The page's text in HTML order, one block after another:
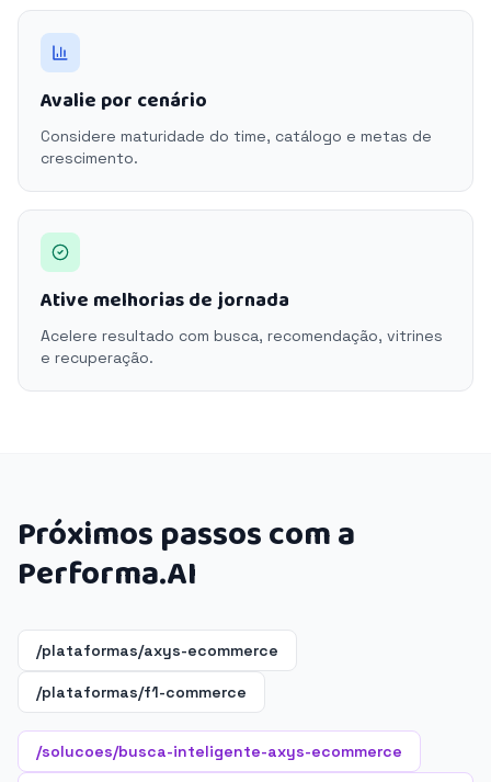
Avalie por cenário
Considere maturidade do time, catálogo e metas de
crescimento.
Ative melhorias de jornada
Acelere resultado com busca, recomendação, vitrines
e recuperação.
Próximos passos com a
Performa.AI
/plataformas/axys-ecommerce
/plataformas/f1-commerce
/solucoes/busca-inteligente-axys-ecommerce